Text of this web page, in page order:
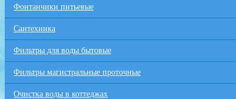
Фонтанчики питьевые
Сантехника
Фильтры для воды бытовые
Фильтры магистральные проточные
Очистка воды в коттеджах